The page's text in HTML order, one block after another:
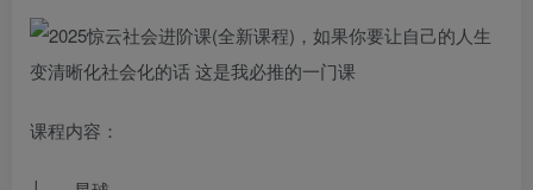
课程内容：